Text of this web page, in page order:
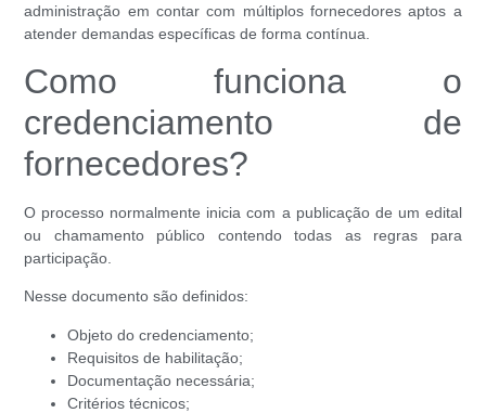
administração em contar com múltiplos fornecedores aptos a
atender demandas específicas de forma contínua.
Como funciona o
credenciamento de
fornecedores?
O processo normalmente inicia com a publicação de um edital
ou chamamento público contendo todas as regras para
participação.
Nesse documento são definidos:
Objeto do credenciamento;
Requisitos de habilitação;
Documentação necessária;
Critérios técnicos;